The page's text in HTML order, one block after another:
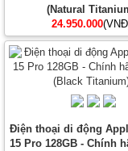
(Natural
24.950.000
Điện thoại di động
15 Pro 128GB - Chính